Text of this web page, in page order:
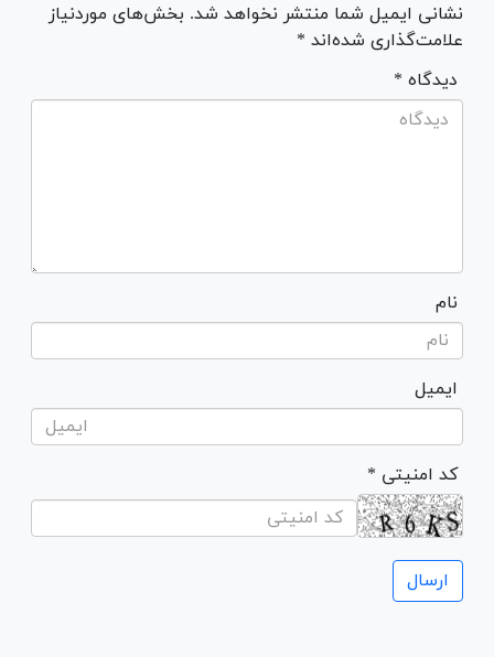
نشانی ایمیل شما منتشر نخواهد شد. بخش‌های موردنیاز
علامت‌گذاری شده‌اند *
* دیدگاه
نام
ایمیل
* کد امنیتی